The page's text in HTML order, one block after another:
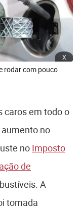
x
rodar com pouco
caros em todo o
aumento no
no Imposto
de
A
tomada